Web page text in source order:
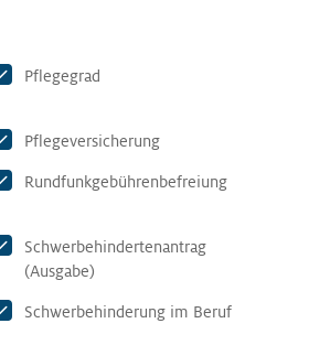
Pflegegrad
Pflegeversicherung
Rundfunkgebührenbefreiung
Schwerbehindertenantrag
(Ausgabe)
Schwerbehinderung im Beruf